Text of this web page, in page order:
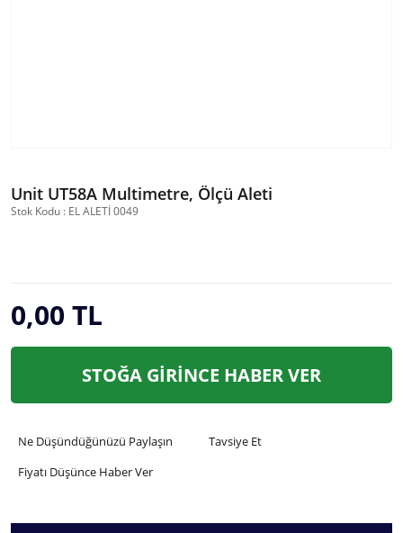
Unit UT58A Multimetre, Ölçü Aleti
Stok Kodu : EL ALETİ 0049
0,00 TL
STOĞA GİRİNCE HABER VER
Ne Düşündüğünüzü Paylaşın
Tavsiye Et
Fiyatı Düşünce Haber Ver